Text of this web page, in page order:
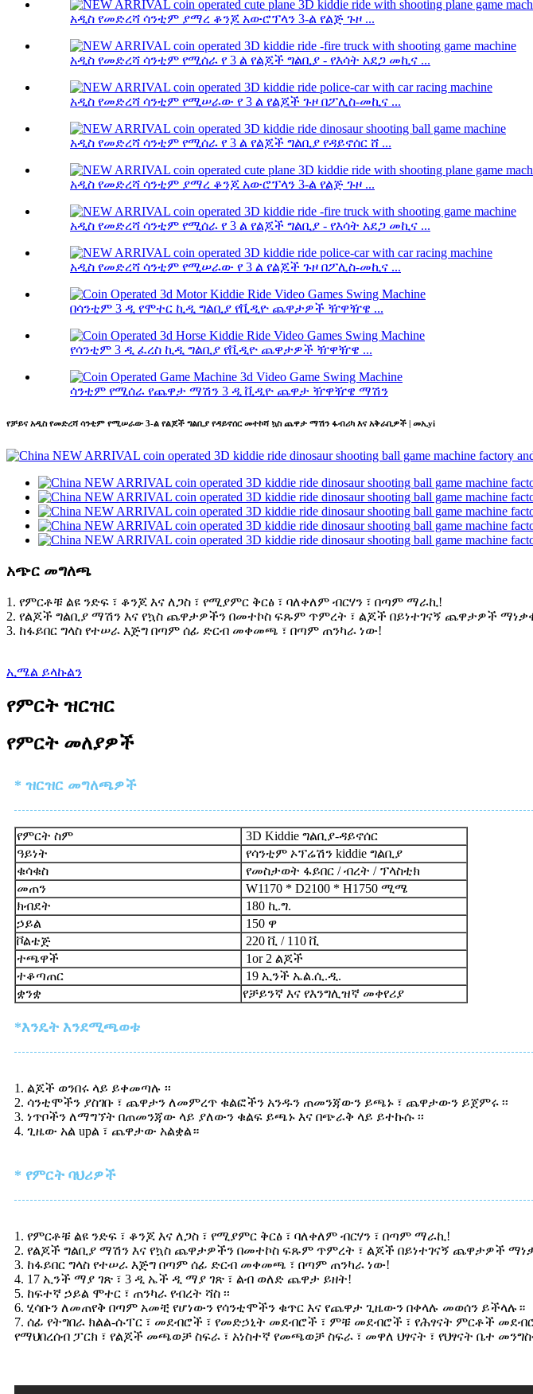
አዲስ የመድረሻ ሳንቲም ያማረ ቆንጆ አውሮፕላን 3-ል የልጅ ጉዞ ...
አዲስ የመድረሻ ሳንቲም የሚሰራ የ 3 ል የልጆች ግልቢያ - የእሳት አደጋ መኪና ...
አዲስ የመድረሻ ሳንቲም የሚሠራው የ 3 ል የልጆች ጉዞ በፖሊስ-መኪና ...
አዲስ የመድረሻ ሳንቲም የሚሰራ የ 3 ል የልጆች ግልቢያ የዳይኖሰር ሸ ...
አዲስ የመድረሻ ሳንቲም ያማረ ቆንጆ አውሮፕላን 3-ል የልጅ ጉዞ ...
አዲስ የመድረሻ ሳንቲም የሚሰራ የ 3 ል የልጆች ግልቢያ - የእሳት አደጋ መኪና ...
አዲስ የመድረሻ ሳንቲም የሚሠራው የ 3 ል የልጆች ጉዞ በፖሊስ-መኪና ...
በሳንቲም 3 ዲ የሞተር ኪዲ ግልቢያ የቪዲዮ ጨዋታዎች ዥዋዥዌ ...
የሳንቲም 3 ዲ ፈረስ ኪዲ ግልቢያ የቪዲዮ ጨዋታዎች ዥዋዥዌ ...
ሳንቲም የሚሰራ የጨዋታ ማሽን 3 ዲ ቪዲዮ ጨዋታ ዥዋዥዌ ማሽን
የቻይና አዲስ የመድረሻ ሳንቲም የሚሠራው 3-ል የልጆች ግልቢያ የዳይኖሰር መተኮሻ ኳስ ጨዋታ ማሽን ፋብሪካ እና አቅራቢዎች | መኢyi
አጭር መግለጫ
1. የምርቶቹ ልዩ ንድፍ ፣ ቆንጆ እና ለጋስ ፣ የሚያምር ቅርፅ ፣ ባለቀለም ብርሃን ፣ በጣም ማራኪ!
2. የልጆች ግልቢያ ማሽን እና የኳስ ጨዋታዎችን በመተኮስ ፍጹም ጥምረት ፣ ልጆች በይነተገናኝ ጨዋታዎች
3. ከፋይበር ግላስ የተሠራ እጅግ በጣም ሰፊ ድርብ መቀመጫ ፣ በጣም ጠንካራ ነው!
ኢሜል ይላኩልን
የምርት ዝርዝር
የምርት መለያዎች
* ዝርዝር መግለጫዎች
የምርት ስም
3D Kiddie ግልቢያ-ዳይኖሰር
ዓይነት
የሳንቲም ኦፕሬሽን kiddie ግልቢያ
ቁሳቁስ
የመስታወት ፋይበር / ብረት / ፕላስቲክ
መጠን
W1170 * D2100 * H1750 ሚሜ
ክብደት
180 ኪ.ግ.
ኃይል
150 ዋ
ቮልቴጅ
220 ቪ / 110 ቪ
ተጫዋች
1or 2 ልጆች
ተቆጣጠር
19 ኢንች ኤል.ሲ.ዲ.
ቋንቋ
የቻይንኛ እና የእንግሊዝኛ መቀየሪያ
*እንዴት እንደሚጫወቱ
1. ልጆች ወንበሩ ላይ ይቀመጣሉ ፡፡
2. ሳንቲሞችን ያስገቡ ፣ ጨዋታን ለመምረጥ ቁልፎችን አንዱን ጠመንጃውን ይጫኑ ፣ ጨዋታውን ይጀምሩ ፡፡
3. ነጥቦችን ለማግኘት በጠመንጃው ላይ ያለውን ቁልፍ ይጫኑ እና በጭራቅ ላይ ይተኩሱ ፡፡
4. ጊዜው አል upል ፣ ጨዋታው አልቋል።
* የምርት ባህሪዎች
1. የምርቶቹ ልዩ ንድፍ ፣ ቆንጆ እና ለጋስ ፣ የሚያምር ቅርፅ ፣ ባለቀለም ብርሃን ፣ በጣም ማራኪ!
2. የልጆች ግልቢያ ማሽን እና የኳስ ጨዋታዎችን በመተኮስ ፍጹም ጥምረት ፣ ልጆች በይነተገናኝ ጨዋታዎች
3. ከፋይበር ግላስ የተሠራ እጅግ በጣም ሰፊ ድርብ መቀመጫ ፣ በጣም ጠንካራ ነው!
4. 17 ኢንች ማያ ገጽ ፣ 3 ዲ ኤች ዲ ማያ ገጽ ፣ ልብ ወለድ ጨዋታ ይዘት!
5. ከፍተኛ ኃይል ሞተር ፣ ጠንካራ የብረት ሻስ ፡፡
6. ሂሳቡን ለመጠየቅ በጣም አመቺ የሆነውን የሳንቲሞችን ቁጥር እና የጨዋታ ጊዜውን በቀላሉ መወሰን ይችላሉ።
7. ሰፊ የትግበራ ክልል-ሱፐር ፣ መደብሮች ፣ የመድኃኒት መደብሮች ፣ ምቹ መደብሮች ፣ የሕፃናት ምርቶች
የማህበረሰብ ፓርክ ፣ የልጆች መጫወቻ ስፍራ ፣ አነስተኛ የመጫወቻ ስፍራ ፣ መዋለ ህፃናት ፣ የህፃናት ቤተ